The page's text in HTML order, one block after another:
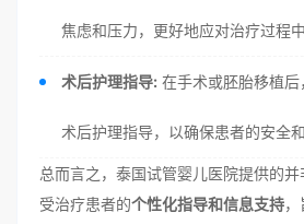
焦虑和压力，更好地应对治疗过程中
术后护理指导: 在手术或胚胎移植
术后护理指导，以确保患者的安全和
总而言之，泰国试管婴儿医院提供的并
受治疗患者的个性化指导和信息支持